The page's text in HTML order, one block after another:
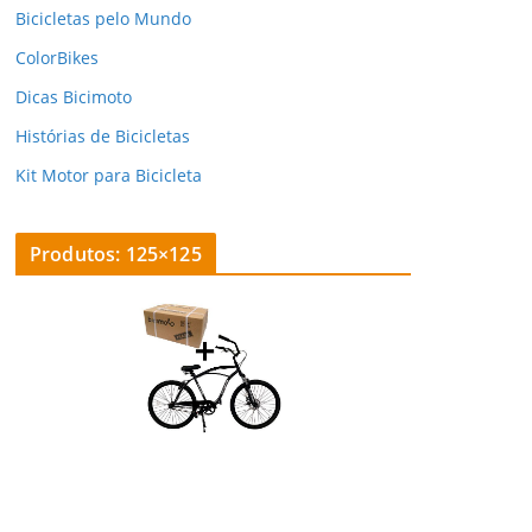
Bicicletas pelo Mundo
ColorBikes
Dicas Bicimoto
Histórias de Bicicletas
Kit Motor para Bicicleta
Produtos: 125×125